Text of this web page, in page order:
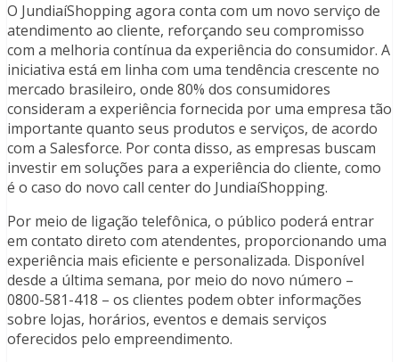
O JundiaíShopping agora conta com um novo serviço de
atendimento ao cliente, reforçando seu compromisso
com a melhoria contínua da experiência do consumidor. A
iniciativa está em linha com uma tendência crescente no
mercado brasileiro, onde 80% dos consumidores
consideram a experiência fornecida por uma empresa tão
importante quanto seus produtos e serviços, de acordo
com a Salesforce. Por conta disso, as empresas buscam
investir em soluções para a experiência do cliente, como
é o caso do novo call center do JundiaíShopping.
Por meio de ligação telefônica, o público poderá entrar
em contato direto com atendentes, proporcionando uma
experiência mais eficiente e personalizada. Disponível
desde a última semana, por meio do novo número –
0800-581-418 – os clientes podem obter informações
sobre lojas, horários, eventos e demais serviços
oferecidos pelo empreendimento.